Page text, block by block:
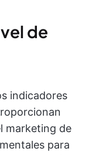
de
indicadores
marketing de
para